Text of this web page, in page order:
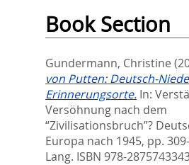
Book Section
Gundermann, Christine
von Putten: Deutsch-
Erinnerungsorte. In:
Versöhnung nach dem
“Zivilisationsbruch”?
Europa nach 1945, pp.
Lang. ISBN 978-